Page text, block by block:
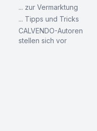
... zur Vermarktung
... Tipps und Tricks
CALVENDO-Autoren
stellen sich vor